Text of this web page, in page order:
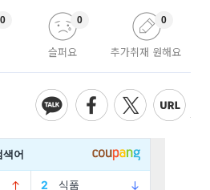
0
슬퍼요
0
추가취재 원해요
0